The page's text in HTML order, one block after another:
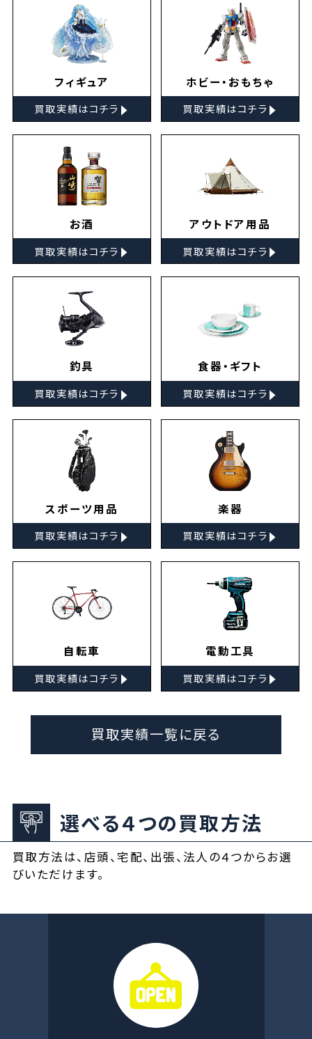
フィギュア
買取実績はコチラ ▸
ホビー・おもちゃ
買取実績はコチラ ▸
お酒
買取実績はコチラ ▸
アウトドア用品
買取実績はコチラ ▸
釣具
買取実績はコチラ ▸
食器・ギフト
買取実績はコチラ ▸
スポーツ用品
買取実績はコチラ ▸
楽器
買取実績はコチラ ▸
自転車
買取実績はコチラ ▸
電動工具
買取実績はコチラ ▸
買取実績一覧に戻る
選べる４つの買取方法
買取方法は、店頭、宅配、出張、法人の４つからお選
びいただけます。